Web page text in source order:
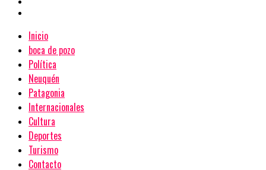
Inicio
boca de pozo
Política
Neuquén
Patagonia
Internacionales
Cultura
Deportes
Turismo
Contacto